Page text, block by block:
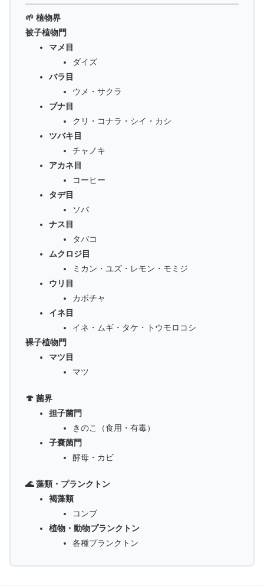
🌱 植物界
被子植物門
マメ目
ダイズ
バラ目
ウメ・サクラ
ブナ目
クリ・コナラ・シイ・カシ
ツバキ目
チャノキ
アカネ目
コーヒー
タデ目
ソバ
ナス目
タバコ
ムクロジ目
ミカン・ユズ・レモン・モミジ
ウリ目
カボチャ
イネ目
イネ・ムギ・タケ・トウモロコシ
裸子植物門
マツ目
マツ
🍄 菌界
担子菌門
きのこ（食用・有毒）
子嚢菌門
酵母・カビ
🌊 藻類・プランクトン
褐藻類
コンブ
植物・動物プランクトン
各種プランクトン